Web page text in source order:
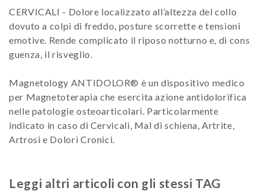
CERVICALI - Dolore localizzato all’altezza del collo
dovuto a colpi di freddo, posture scorrette e tensioni
emotive. Rende complicato il riposo notturno e, di cons
guenza, il risveglio.
Magnetology ANTIDOLOR® è un dispositivo medico
per Magnetoterapia che esercita azione antidolorifica
nelle patologie osteoarticolari. Particolarmente
indicato in caso di Cervicali, Mal di schiena, Artrite,
Artrosi e Dolori Cronici.
Leggi altri articoli con gli stessi TAG